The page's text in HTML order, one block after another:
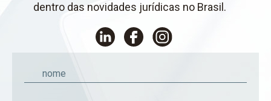
dentro das novidades jurídicas no Brasil.